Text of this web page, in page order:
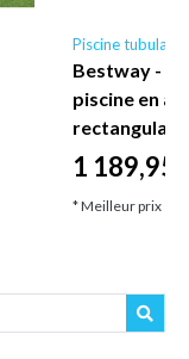
Piscine
Bestway -
piscine en
1 189,95
* Meilleur prix